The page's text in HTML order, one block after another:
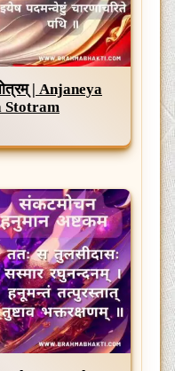
| Anjaneya
Stotram